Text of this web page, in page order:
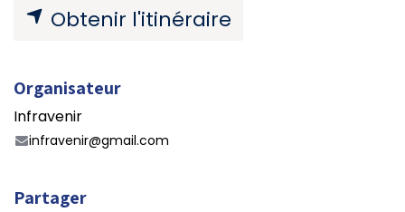
Obtenir l'itinéraire
Organisateur
Infravenir
infravenir@gmail.com
Partager